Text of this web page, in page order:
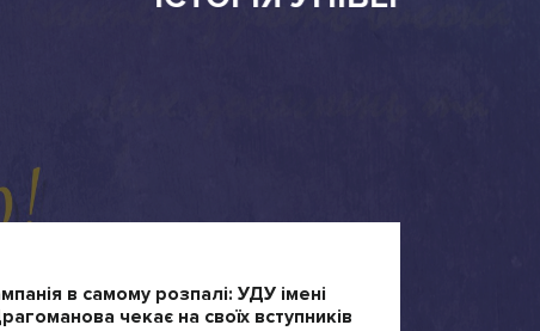
в самому розпалі: УДУ імені
чекає на своїх вступників